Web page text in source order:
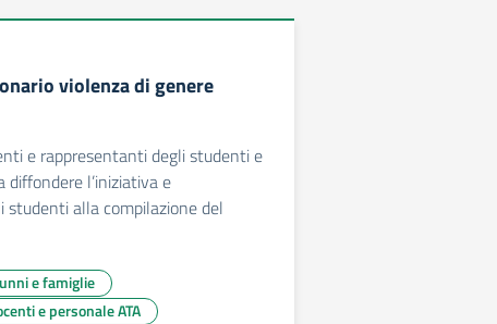
violenza di genere
e rappresentanti degli studenti e
diffondere l’iniziativa e
studenti alla compilazione del
e famiglie
e personale ATA